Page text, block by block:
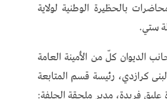
بالحظيرة الوطنية لولاية
ستي.
الديوان كلّ من الأمينة العامة
كرازدي، رئيسة قسم المتابعة